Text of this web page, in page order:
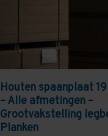
Houten spaanplaat
– Alle afmetingen –
Grootvakstelling
Planken